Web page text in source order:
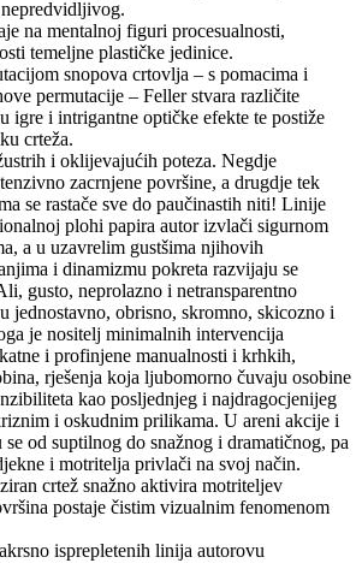
na mentalnoj figuri procesualnosti,
temeljne plastičke jedinice.
snopova crtovlja – s pomacima i
permutacije – Feller stvara različite
igre i intrigantne optičke efekte te postiže
crteža.
i oklijevajućih poteza. Negdje
zacrnjene površine, a drugdje tek
se rastače sve do paučinastih niti! Linije
plohi papira autor izvlači sigurnom
a u uzavrelim gustšima njihovih
i dinamizmu pokreta razvijaju se
gusto, neprolazno i netransparentno
jednostavno, obrisno, skromno, skicozno i
je nositelj minimalnih intervencija
i profinjene manualnosti i krhkih,
rješenja koja ljubomorno čuvaju osobine
kao posljednjeg i najdragocjenijeg
i oskudnim prilikama. U areni akcije i
od suptilnog do snažnog i dramatičnog, pa
i motritelja privlači na svoj način.
crtež snažno aktivira motriteljev
postaje čistim vizualnim fenomenom
isprepletenih linija autorovu